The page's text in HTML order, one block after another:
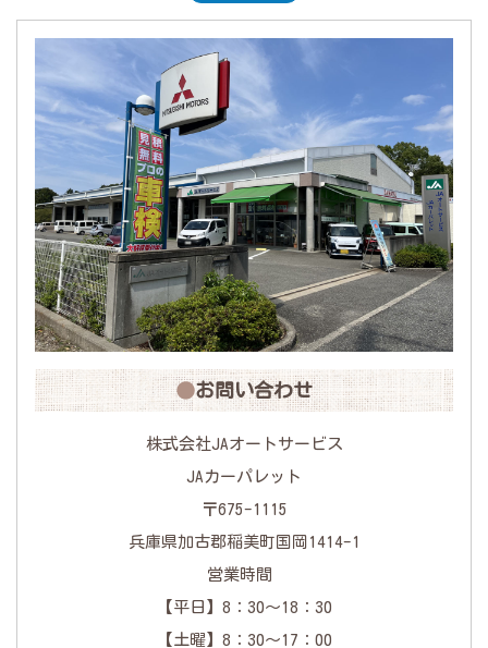
期間中ご迷惑をおかけします
が、ご協力お願いしたします。
お問い合わせ
株式会社JAオートサービス
JAカーパレット
〒675-1115
兵庫県加古郡稲美町国岡1414-1
営業時間
【平日】8：30～18：30
【土曜】8：30～17：00